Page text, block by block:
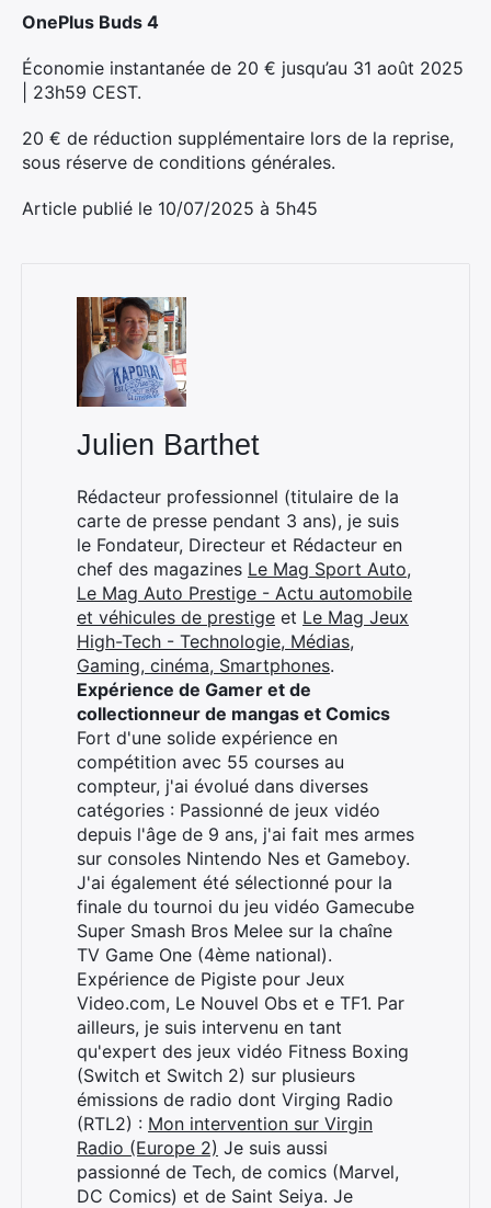
OnePlus Buds 4
Économie instantanée de 20 € jusqu’au 31 août 2025
| 23h59 CEST.
20 € de réduction supplémentaire lors de la reprise,
sous réserve de conditions générales.
Article publié le 10/07/2025 à 5h45
Julien Barthet
Rédacteur professionnel (titulaire de la
carte de presse pendant 3 ans), je suis
le Fondateur, Directeur et Rédacteur en
chef des magazines Le Mag Sport Auto,
Le Mag Auto Prestige - Actu automobile
et véhicules de prestige et Le Mag Jeux
High-Tech - Technologie, Médias,
Gaming, cinéma, Smartphones.
Expérience de Gamer et de
collectionneur de mangas et Comics
Fort d'une solide expérience en
compétition avec 55 courses au
compteur, j'ai évolué dans diverses
catégories : Passionné de jeux vidéo
depuis l'âge de 9 ans, j'ai fait mes armes
sur consoles Nintendo Nes et Gameboy.
J'ai également été sélectionné pour la
finale du tournoi du jeu vidéo Gamecube
Super Smash Bros Melee sur la chaîne
TV Game One (4ème national).
Expérience de Pigiste pour Jeux
Video.com, Le Nouvel Obs et e TF1. Par
ailleurs, je suis intervenu en tant
qu'expert des jeux vidéo Fitness Boxing
(Switch et Switch 2) sur plusieurs
émissions de radio dont Virging Radio
(RTL2) : Mon intervention sur Virgin
Radio (Europe 2) Je suis aussi
passionné de Tech, de comics (Marvel,
DC Comics) et de Saint Seiya. Je